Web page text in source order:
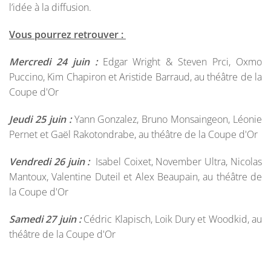
l’idée à la diffusion.
Vous pourrez retrouver :
Mercredi 24 juin :Edgar Wright & Steven Prci, Oxmo
Puccino, Kim Chapiron et Aristide Barraud, au théâtre de la
Coupe d'Or
Jeudi 25 juin :Yann Gonzalez, Bruno Monsaingeon, Léonie
Pernet et Gaël Rakotondrabe, au théâtre de la Coupe d'Or
Vendredi 26 juin :Isabel Coixet, November Ultra, Nicolas
Mantoux, Valentine Duteil et Alex Beaupain, au théâtre de
la Coupe d'Or
Samedi 27 juin :Cédric Klapisch, Loik Dury et Woodkid, au
théâtre de la Coupe d'Or